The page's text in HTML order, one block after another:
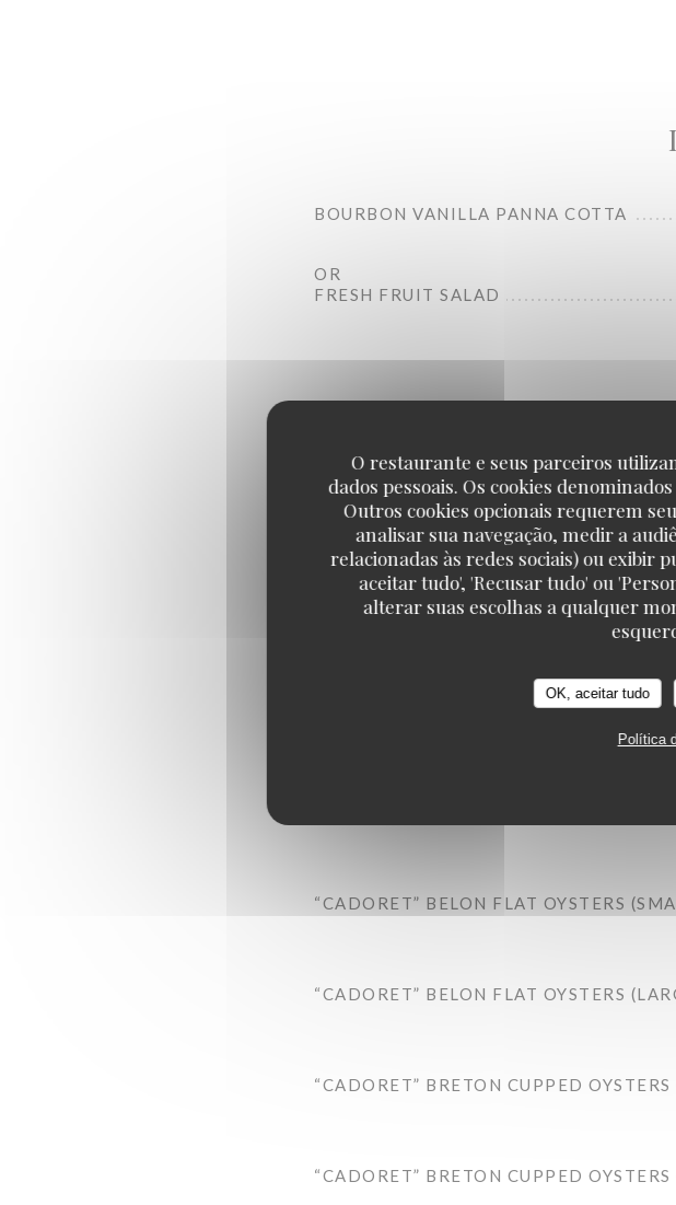
O restaurante e seus parceiros
dados pessoais. Os cookies
Outros cookies opcionais requerem
analisar sua navegação, medir a
relacionadas às redes sociais) ou exibir
aceitar tudo', 'Recusar tudo' ou
alterar suas escolhas a qualquer
OK, aceitar tudo
Política
BOURBON VANILLA PANNA COTTA
OR
FRESH FRUIT SALAD
“CADORET” BELON FLAT OYSTERS
“CADORET” BELON FLAT OYSTERS
“CADORET” BRETON CUPPED
“CADORET” BRETON CUPPED